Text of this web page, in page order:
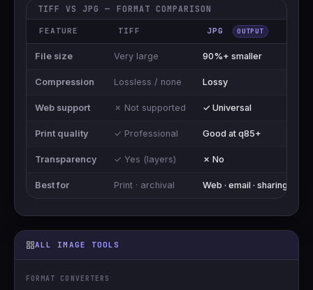
TIFF VS JPG — FORMAT COMPARISON
FEATURE TIFF JPG OUTPUT
File size Very large 90%+ smaller
Compression Lossless / none Lossy
Web support ✗ Not supported ✓ Universal
Print quality ✓ Professional Good at q85+
Transparency ✓ Yes (layers) ✗ No
Best for Print · archival Web · email · sharing
ALL IMAGE TOOLS
FORMAT CONVERTERS